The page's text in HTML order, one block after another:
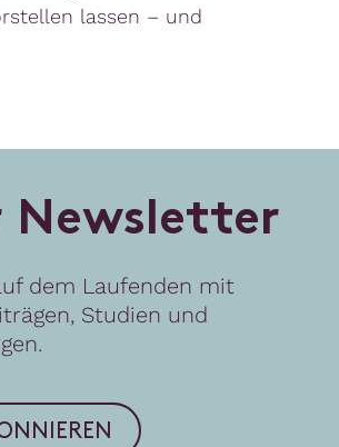
lassen – und
Newsletter
dem Laufenden mit
Studien und